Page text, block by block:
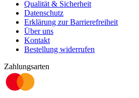
Qualität & Sicherheit
Datenschutz
Erklärung zur Barrierefreiheit
Über uns
Kontakt
Bestellung widerrufen
Zahlungsarten